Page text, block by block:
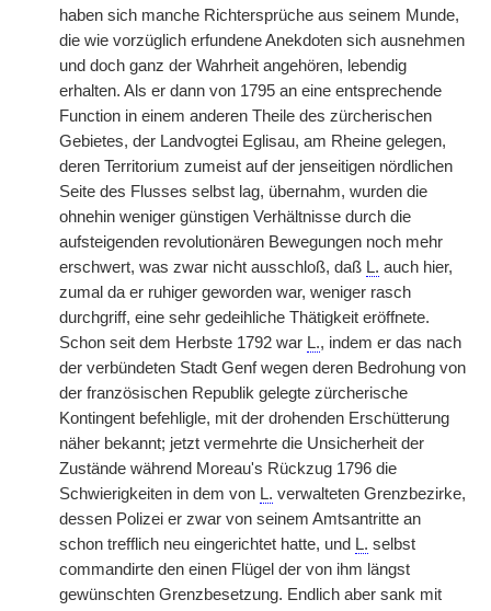
haben sich manche Richtersprüche aus seinem Munde,
die wie vorzüglich erfundene Anekdoten sich ausnehmen
und doch ganz der Wahrheit angehören, lebendig
erhalten. Als er dann von 1795 an eine entsprechende
Function in einem anderen Theile des zürcherischen
Gebietes, der Landvogtei Eglisau, am Rheine gelegen,
deren Territorium zumeist auf der jenseitigen nördlichen
Seite des Flusses selbst lag, übernahm, wurden die
ohnehin weniger günstigen Verhältnisse durch die
aufsteigenden revolutionären Bewegungen noch mehr
erschwert, was zwar nicht ausschloß, daß L. auch hier,
zumal da er ruhiger geworden war, weniger rasch
durchgriff, eine sehr gedeihliche Thätigkeit eröffnete.
Schon seit dem Herbste 1792 war L., indem er das nach
der verbündeten Stadt Genf wegen deren Bedrohung von
der französischen Republik gelegte zürcherische
Kontingent befehligle, mit der drohenden Erschütterung
näher bekannt; jetzt vermehrte die Unsicherheit der
Zustände während Moreau's Rückzug 1796 die
Schwierigkeiten in dem von L. verwalteten Grenzbezirke,
dessen Polizei er zwar von seinem Amtsantritte an
schon trefflich neu eingerichtet hatte, und L. selbst
commandirte den einen Flügel der von ihm längst
gewünschten Grenzbesetzung. Endlich aber sank mit